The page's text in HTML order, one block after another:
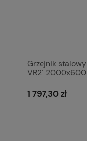
Grzejnik
VR21
1 797,30 zł